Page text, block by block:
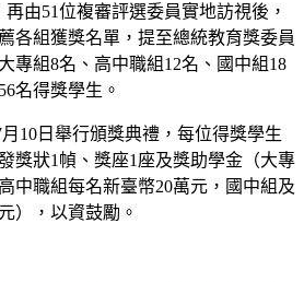
由51位複審評選委員實地訪視後，
各組獲獎名單，提至總統教育獎委員
專組8名、高中職組12名、國中組18
名得獎學生。
10日舉行頒獎典禮，每位得獎學生
獎狀1幀、獎座1座及獎助學金（大專
中職組每名新臺幣20萬元，國中組及
），以資鼓勵。